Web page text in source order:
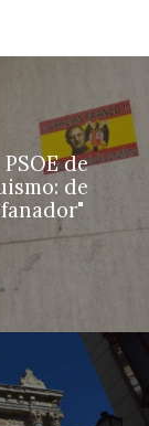
de
de